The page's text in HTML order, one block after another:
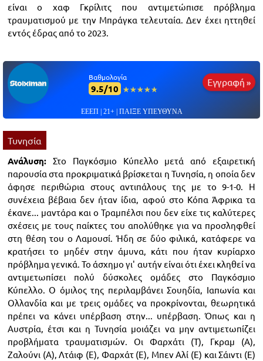
είναι ο χαφ Γκρίλιτς που αντιμετώπισε πρόβλημα
τραυματισμού με την Μπράγκα τελευταία. Δεν έχει ηττηθεί
εντός έδρας από το 2023.
Βαθμολογία
9.5/10 ☆☆☆☆☆
★★★★★
Εγγραφή »
ΕΕΕΠ | 21+ | ΠΑΙΞΕ ΥΠΕΥΘΥΝΑ
Τυνησία
Ανάλυση: Στο Παγκόσμιο Κύπελλο μετά από εξαιρετική
παρουσία στα προκριματικά βρίσκεται η Τυνησία, η οποία δεν
άφησε περιθώρια στους αντιπάλους της με το 9-1-0. Η
συνέχεια βέβαια δεν ήταν ίδια, αφού στο Κόπα Άφρικα τα
έκανε... μαντάρα και ο Τραμπέλσι που δεν είχε τις καλύτερες
σχέσεις με τους παίκτες του απολύθηκε για να προσληφθεί
στη θέση του ο Λαμουσί. Ήδη σε δύο φιλικά, κατάφερε να
κρατήσει το μηδέν στην άμυνα, κάτι που ήταν κυρίαρχο
πρόβλημα γενικά. Το άσχημο γι' αυτήν είναι ότι έχει κληθεί να
αντιμετωπίσει πολύ δύσκολες ομάδες στο Παγκόσμιο
Κύπελλο. Ο όμιλος της περιλαμβάνει Σουηδία, Ιαπωνία και
Ολλανδία και με τρεις ομάδες να προκρίνονται, θεωρητικά
πρέπει να κάνει υπέρβαση στην... υπέρβαση. Όπως και η
Αυστρία, έτσι και η Τυνησία μοιάζει να μην αντιμετωπίζει
προβλήματα τραυματισμών. Οι Φαρχάτι (Τ), Γκραμ (Α),
Ζαλούνι (Α), Λτάιφ (Ε), Φαρχάτ (Ε), Μπεν Αλί (Ε) και Σάιντι (Ε)